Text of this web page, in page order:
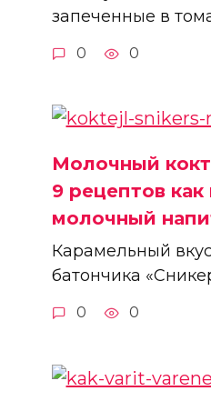
запеченные в
0 0
Молочный
9 рецептов как
молочный
Карамельный
батончика
0 0